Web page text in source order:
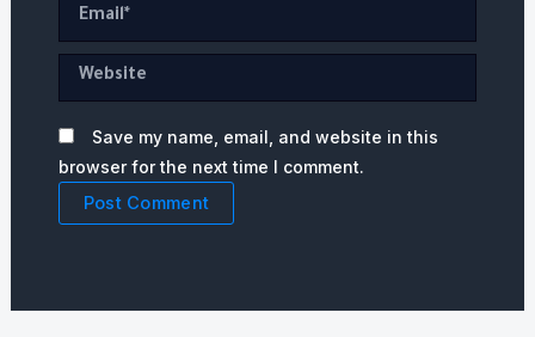
Website
Save my name, email, and website in this
browser for the next time I comment.